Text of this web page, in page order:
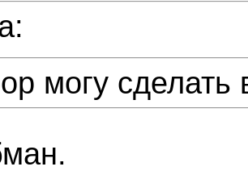
могу сделать